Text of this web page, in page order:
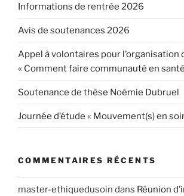
Informations de rentrée 2026
Avis de soutenances 2026
Appel à volontaires pour l’organisation
« Comment faire communauté en santé
Soutenance de thèse Noémie Dubruel
Journée d’étude « Mouvement(s) en
COMMENTAIRES RÉCENTS
master-ethiquedusoin dans Réunion